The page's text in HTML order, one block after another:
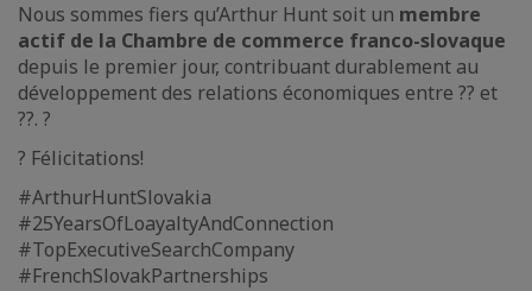
Nous sommes fiers qu’Arthur Hunt soit un membre
actif de la Chambre de commerce franco-slovaque
depuis le premier jour, contribuant durablement au
développement des relations économiques entre ?? et
??. ?
? Félicitations!
#ArthurHuntSlovakia
#25YearsOfLoayaltyAndConnection
#TopExecutiveSearchCompany
#FrenchSlovakPartnerships